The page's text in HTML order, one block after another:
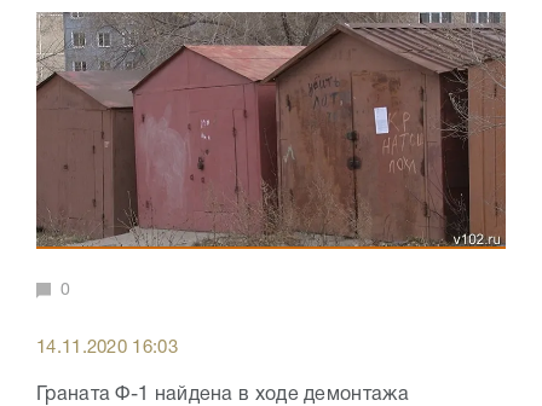
0
14.11.2020 16:03
Граната Ф-1 найдена в ходе демонтажа